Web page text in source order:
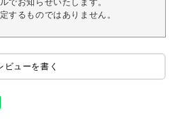
でお知らせいたします。
するものではありません。
ビューを書く